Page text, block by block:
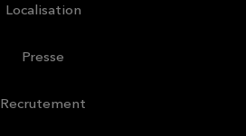
Localisation
Presse
Recrutement